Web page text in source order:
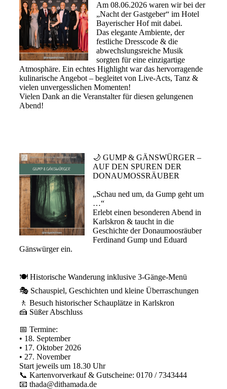
Am 08.06.2026 waren wir bei der
„Nacht der Gastgeber“ im Hotel
Bayerischer Hof mit dabei.
Das elegante Ambiente, der
festliche Dresscode & die
abwechslungsreiche Musik
sorgten für eine einzigartige
Atmosphäre. Ein echtes Highlight war das hervorragende
kulinarische Angebot – begleitet von Live-Acts, Tanz &
vielen unvergesslichen Momenten!
Vielen Dank an die Veranstalter für diesen gelungenen
Abend!
🌙 GUMP & GÄNSWÜRGER –
AUF DEN SPUREN DER
DONAUMOSSRÄUBER⁠
„Schau ned um, da Gump geht um
…“⁠
⁠Erlebt einen besonderen Abend in
Karlskron & taucht in die
Geschichte der Donaumoosräuber
Ferdinand Gump und Eduard
Gänswürger ein.⁠
🍽️ Historische Wanderung inklusive 3-Gänge-Menü⁠
🎭 Schauspiel, Geschichten und kleine Überraschungen⁠
🚶 Besuch historischer Schauplätze in Karlskron⁠
🍰 Süßer Abschluss⁠
📅 Termine:⁠
• 18. September
• 17. Oktober 2026
• 27. November
⁠Start jeweils um 18.30 Uhr
📞 Kartenvorverkauf & Gutscheine: 0170 / 7343444⁠
📧 thada@dithamada.de⁠